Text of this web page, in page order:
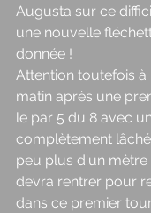
Augusta sur ce
une nouvelle
donnée !
Attention toutefois à
matin après une
le par 5 du 8 avec
complètement
peu plus d'un mètre
devra rentrer pour
dans ce premier